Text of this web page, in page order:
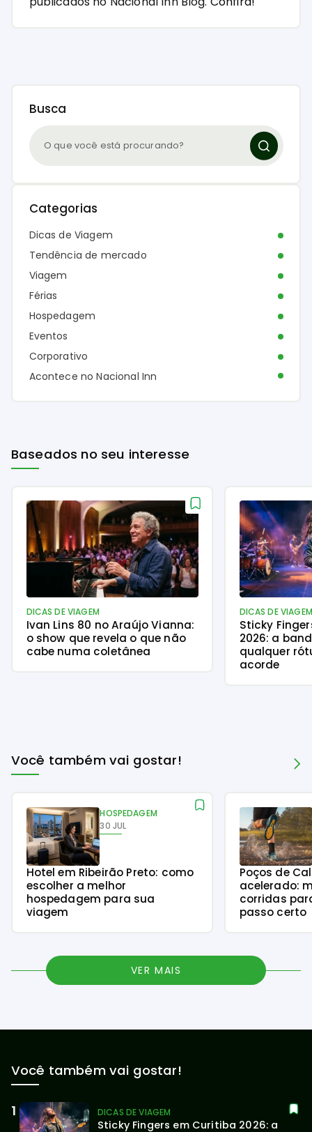
Busca
Categorias
Dicas de Viagem
Tendência de mercado
Viagem
Férias
Hospedagem
Eventos
Corporativo
Acontece no Nacional Inn
Baseados no seu interesse
DICAS DE VIAGEM
Ivan Lins 80 no Araújo Vianna:
o show que revela o que não
cabe numa coletânea
DICAS DE VIAGEM
Sticky
2026: a
qualquer
acorde
Você também vai gostar!
HOSPEDAGEM
30 JUL
Hotel em Ribeirão Preto: como
escolher a melhor
hospedagem para sua
viagem
Poços de
acelerado:
corridas
passo certo
VER MAIS
Você também vai gostar!
DICAS DE VIAGEM
Sticky Fingers em Curitiba 2026: a